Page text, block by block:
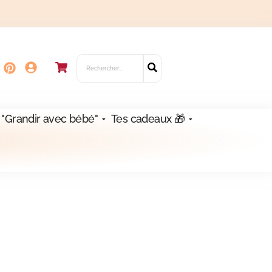
avec bébé" Tes cadeaux 🎁